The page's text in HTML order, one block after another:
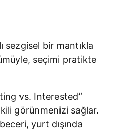
sezgisel bir mantıkla
seçimi pratikte
vs. Interested”
görünmenizi sağlar.
yurt dışında